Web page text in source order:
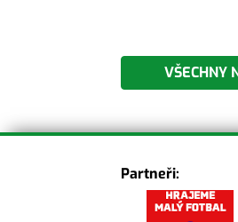
VŠECHNY
Partneři: